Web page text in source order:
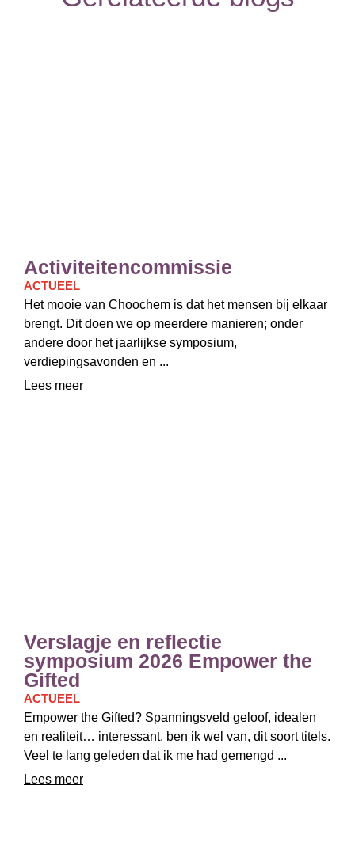
ACTUEEL
Activiteitencommissie
Het mooie van Choochem is dat het mensen bij elkaar
brengt. Dit doen we op meerdere manieren; onder
andere door het jaarlijkse symposium,
verdiepingsavonden en ...
Lees meer
ACTUEEL
Verslagje en reflectie
symposium 2026 Empower the
Gifted
Empower the Gifted? Spanningsveld geloof, idealen
en realiteit… interessant, ben ik wel van, dit soort titels.
Veel te lang geleden dat ik me had gemengd ...
Lees meer